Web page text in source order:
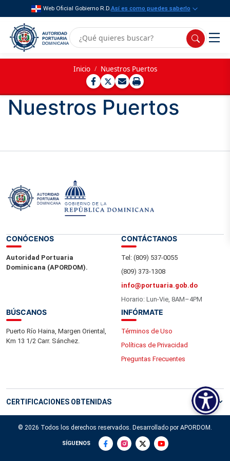
Web Oficial Gobierno R.D.Así es como puedes saberlo
Inicio / Nuestros Puertos
Nuestros Puertos
CONÓCENOS
Autoridad Portuaria
Dominicana (APORDOM).
CONTÁCTANOS
Tel: (809) 537-0055
(809) 373-1308
info@portuaria.gob.do
Horario: Lun-Vie, 8AM–4PM
BÚSCANOS
Puerto Río Haina, Margen Oriental,
Km 13 1/2 Carr. Sánchez.
INFÓRMATE
Términos de Uso
Políticas de Privacidad
Preguntas Frecuentes
CERTIFICACIONES OBTENIDAS
© 2026 Todos los derechos reservados. Desarrollado por APORDOM.
SÍGUENOS